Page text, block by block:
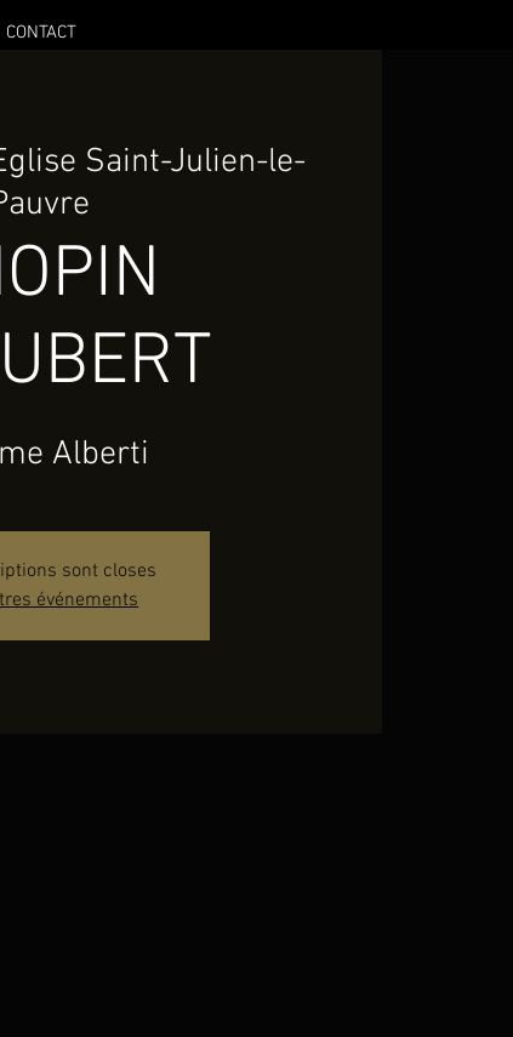
CONTACT
Saint-Julien-le-
Alberti
sont closes
événements